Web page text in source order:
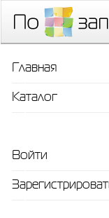
Главная
Каталог
Войти